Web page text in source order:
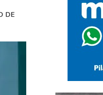
DE